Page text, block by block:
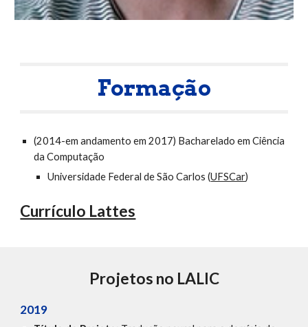
Formação
(2014-em andamento em 2017) Bacharelado em Ciência
da Computação
Universidade Federal de São Carlos (UFSCar)
Currículo Lattes
Projetos no LALIC
2019